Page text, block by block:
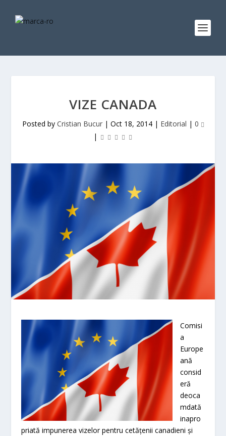
VIZE CANADA
Posted by Cristian Bucur| Oct 18, 2014| Editorial | 0
|
Comisi
a
Europe
ană
consid
eră
deoca
mdată
inapro
priată impunerea vizelor pentru cetățenii canadieni și